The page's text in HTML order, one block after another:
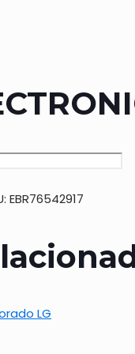
EBR76542917